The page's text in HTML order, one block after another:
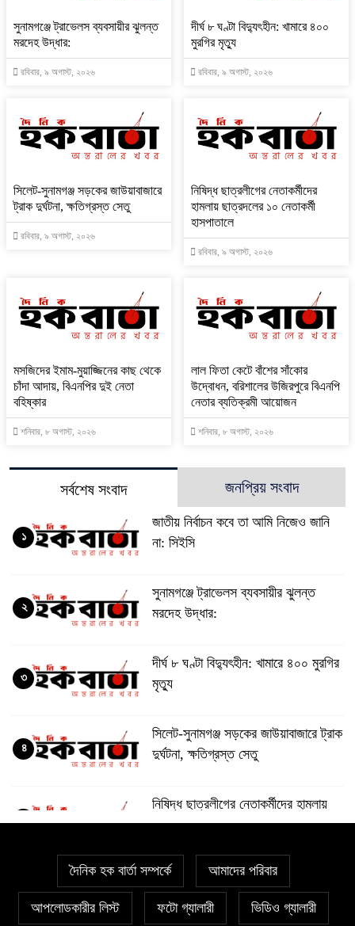
সুনামগঞ্জে ট্রাভেলস ব্যবসায়ীর ঝুলন্ত
মরদেহ উদ্ধার:
রবিবার, ৯ অগাস্ট, ২০২৬
দীর্ঘ ৮ ঘণ্টা বিদ্যুৎহীন: খামারে ৪০০
মুরগির মৃত্যু
রবিবার, ৯ অগাস্ট, ২০২৬
‎সিলেট-সুনামগঞ্জ সড়কের জাউয়াবাজারে
ট্রাক দুর্ঘটনা, ক্ষতিগ্রস্ত সেতু
রবিবার, ৯ অগাস্ট, ২০২৬
নিষিদ্ধ ছাত্রলীগের নেতাকর্মীদের
হামলায় ছাত্রদলের ১০ নেতাকর্মী
হাসপাতালে
রবিবার, ৯ অগাস্ট, ২০২৬
মসজিদের ইমাম-মুয়াজ্জিনের কাছ থেকে
চাঁদা আদায়, বিএনপির দুই নেতা
বহিষ্কার
শনিবার, ৮ অগাস্ট, ২০২৬
‎লাল ফিতা কেটে বাঁশের সাঁকোর
উদ্বোধন, বরিশালের উজিরপুরে বিএনপি
নেতার ব্যতিক্রমী আয়োজন
শনিবার, ৮ অগাস্ট, ২০২৬
সর্বশেষ সংবাদ জনপ্রিয় সংবাদ
জাতীয় নির্বাচন কবে তা আমি নিজেও জানি
না: সিইসি
১
সুনামগঞ্জে ট্রাভেলস ব্যবসায়ীর ঝুলন্ত
মরদেহ উদ্ধার:
২
দীর্ঘ ৮ ঘণ্টা বিদ্যুৎহীন: খামারে ৪০০ মুরগির
মৃত্যু
৩
‎সিলেট-সুনামগঞ্জ সড়কের জাউয়াবাজারে ট্রাক
দুর্ঘটনা, ক্ষতিগ্রস্ত সেতু
৪
নিষিদ্ধ ছাত্রলীগের নেতাকর্মীদের হামলায়
ছাত্রদলের ১০ নেতাকর্মী হাসপাতালে
মসজিদের ইমাম-মুয়াজ্জিনের কাছ থেকে চাঁদা
আদায়, বিএনপির দুই নেতা বহিষ্কার
দৈনিক হক বার্তা সম্পর্কে আমাদের পরিবার
আপলোডকারীর লিস্ট ফটো গ্যালারী ভিডিও গ্যালারী